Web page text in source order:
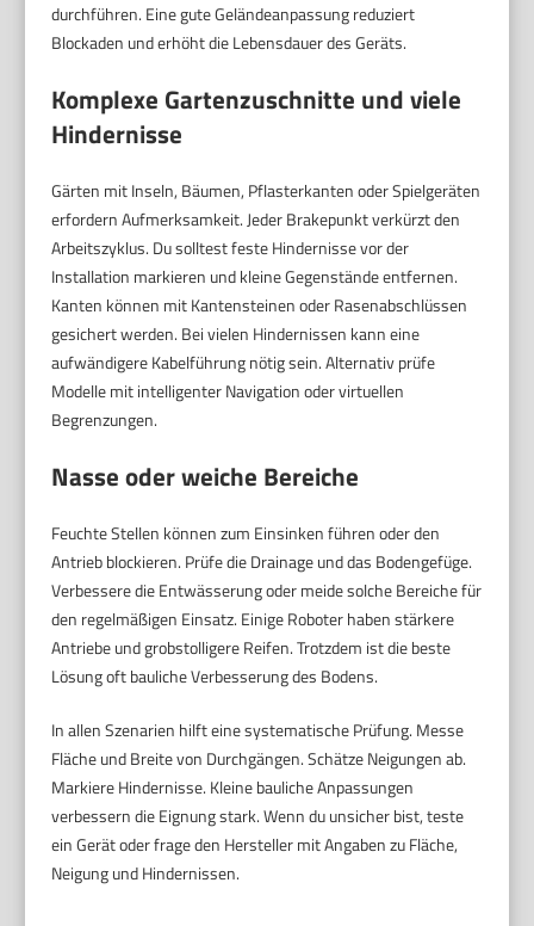
durchführen. Eine gute Geländeanpassung reduziert
Blockaden und erhöht die Lebensdauer des Geräts.
Komplexe Gartenzuschnitte und viele
Hindernisse
Gärten mit Inseln, Bäumen, Pflasterkanten oder Spielgeräten
erfordern Aufmerksamkeit. Jeder Brakepunkt verkürzt den
Arbeitszyklus. Du solltest feste Hindernisse vor der
Installation markieren und kleine Gegenstände entfernen.
Kanten können mit Kantensteinen oder Rasenabschlüssen
gesichert werden. Bei vielen Hindernissen kann eine
aufwändigere Kabelführung nötig sein. Alternativ prüfe
Modelle mit intelligenter Navigation oder virtuellen
Begrenzungen.
Nasse oder weiche Bereiche
Feuchte Stellen können zum Einsinken führen oder den
Antrieb blockieren. Prüfe die Drainage und das Bodengefüge.
Verbessere die Entwässerung oder meide solche Bereiche für
den regelmäßigen Einsatz. Einige Roboter haben stärkere
Antriebe und grobstolligere Reifen. Trotzdem ist die beste
Lösung oft bauliche Verbesserung des Bodens.
In allen Szenarien hilft eine systematische Prüfung. Messe
Fläche und Breite von Durchgängen. Schätze Neigungen ab.
Markiere Hindernisse. Kleine bauliche Anpassungen
verbessern die Eignung stark. Wenn du unsicher bist, teste
ein Gerät oder frage den Hersteller mit Angaben zu Fläche,
Neigung und Hindernissen.